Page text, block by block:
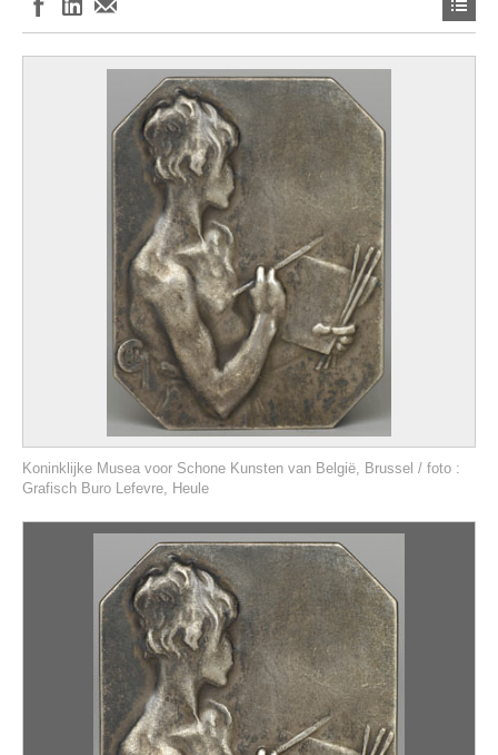
Koninklijke Musea voor Schone Kunsten van België, Brussel / foto :
Grafisch Buro Lefevre, Heule